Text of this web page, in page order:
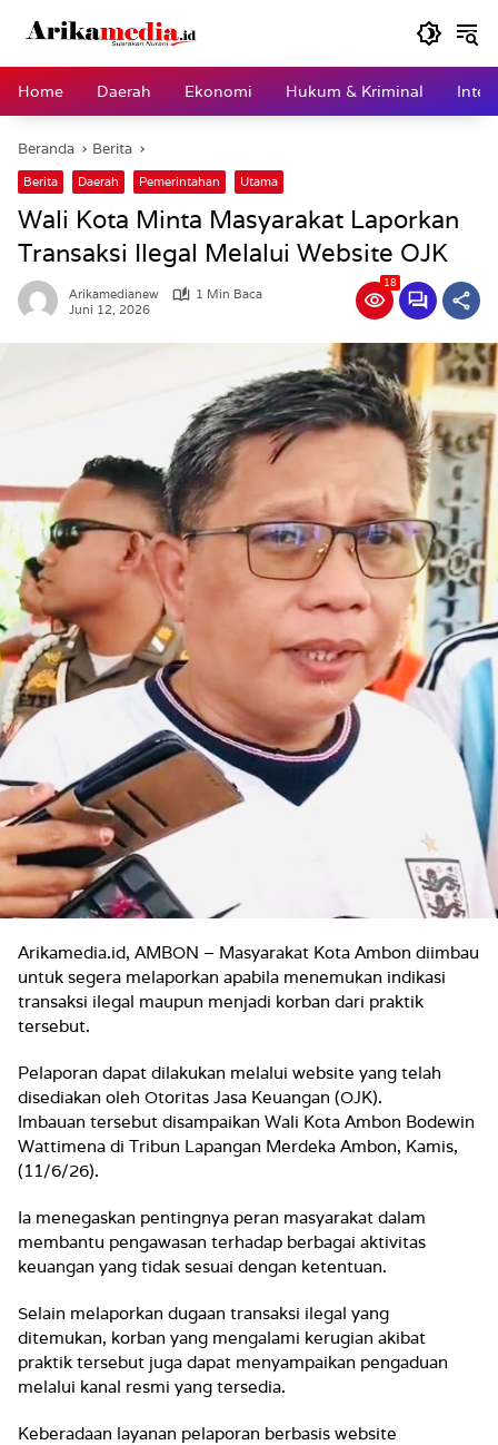
Home
Daerah Ekonomi Hukum & Kriminal
Beranda Berita
Berita Daerah Pemerintahan Utama
Wali Kota Minta Masyarakat Laporkan
Transaksi Ilegal Melalui Website OJK
Arikamedianew
1 Min Baca
Juni 12, 2026
18
Arikamedia.id, AMBON – Masyarakat Kota Ambon diimbau
untuk segera melaporkan apabila menemukan indikasi
transaksi ilegal maupun menjadi korban dari praktik
tersebut.
Pelaporan dapat dilakukan melalui website yang telah
disediakan oleh Otoritas Jasa Keuangan (OJK).
Imbauan tersebut disampaikan Wali Kota Ambon Bodewin
Wattimena di Tribun Lapangan Merdeka Ambon, Kamis,
(11/6/26).
Ia menegaskan pentingnya peran masyarakat dalam
membantu pengawasan terhadap berbagai aktivitas
keuangan yang tidak sesuai dengan ketentuan.
Selain melaporkan dugaan transaksi ilegal yang
ditemukan, korban yang mengalami kerugian akibat
praktik tersebut juga dapat menyampaikan pengaduan
melalui kanal resmi yang tersedia.
Keberadaan layanan pelaporan berbasis website